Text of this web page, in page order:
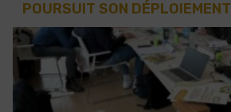
POURSUIT SON DÉPLOIEMENT